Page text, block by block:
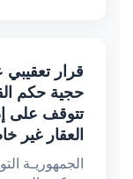
حجية حكم
تتوقف على
العقار غير
الجمهوريـة